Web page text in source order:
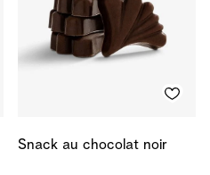
Snack au chocolat noir